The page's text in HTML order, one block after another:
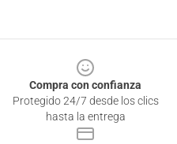
Compra con confianza
Protegido 24/7 desde los clics
hasta la entrega